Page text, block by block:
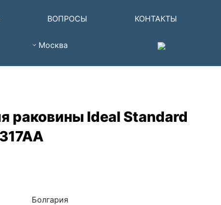
ВОПРОСЫ КОНТАКТЫ
Москва
раковины Ideal Standard
Болгария